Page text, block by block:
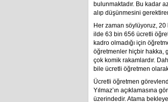
bulunmaktadır. Bu kadar
alıp düşünmesini
Her zaman söylüyoruz,
ilde 63 bin 656 ücretli
kadro olmadığı için
öğretmenler hiçbir hakka,
çok komik rakamlardır.
bile ücretli öğretmen
Ücretli öğretmen
Yılmaz’ın açıklamasına
üzerindedir. Atama